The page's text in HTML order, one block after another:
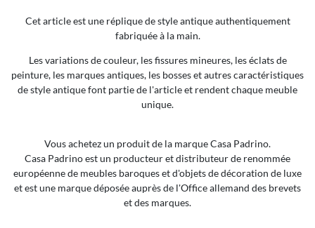
Cet article est une réplique de style antique authentiquement
fabriquée à la main.
Les variations de couleur, les fissures mineures, les éclats de
peinture, les marques antiques, les bosses et autres caractéristiques
de style antique font partie de l'article et rendent chaque meuble
unique.
Vous achetez un produit de la marque Casa Padrino.
Casa Padrino est un producteur et distributeur de renommée
européenne de meubles baroques et d'objets de décoration de luxe
et est une marque déposée auprès de l'Office allemand des brevets
et des marques.